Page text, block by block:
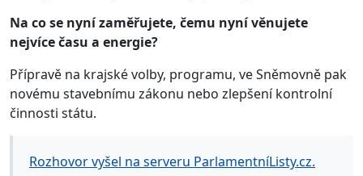
Na co se nyní zaměřujete, čemu nyní věnujete
nejvíce času a energie?
Přípravě na krajské volby, programu, ve Sněmovně pak
novému stavebnímu zákonu nebo zlepšení kontrolní
činnosti státu.
Rozhovor vyšel na serveru ParlamentníListy.cz.